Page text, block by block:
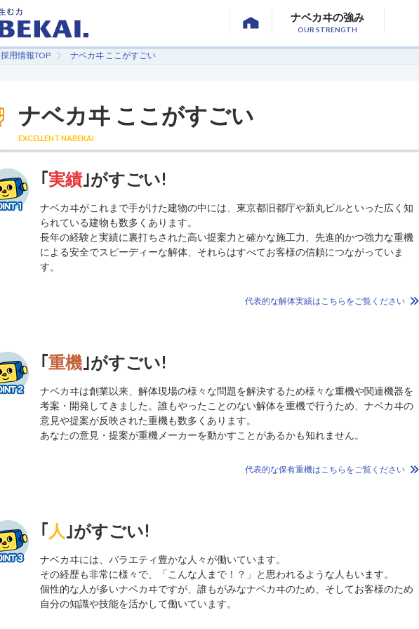
ナベカヰの強み
OUR STRENGTH
採用情報TOP ナベカヰ ここがすごい
ナベカヰ ここがすごい
EXCELLENT NABEKAI
｢実績｣がすごい!
ナベカヰがこれまで手がけた建物の中には、東京都旧都庁や新丸ビルといった広く知
られている建物も数多くあります。
長年の経験と実績に裏打ちされた高い提案力と確かな施工力、先進的かつ強力な重機
による安全でスピーディーな解体、それらはすべてお客様の信頼につながっていま
す。
代表的な解体実績はこちらをご覧ください
｢重機 ｣がすごい!
ナベカヰは創業以来、解体現場の様々な問題を解決するため様々な重機や関連機器を
考案・開発してきました。誰もやったことのない解体を重機で行うため、ナベカヰの
意見や提案が反映された重機も数多くあります。
あなたの意見・提案が重機メーカーを動かすことがあるかも知れません。
代表的な保有重機はこちらをご覧ください
｢人 ｣がすごい!
ナベカヰには、バラエティ豊かな人々が働いています。
その経歴も非常に様々で、「こんな人まで！？」と思われるような人もいます。
個性的な人が多いナベカヰですが、誰もがみなナベカヰのため、そしてお客様のため
自分の知識や技能を活かして働いています。